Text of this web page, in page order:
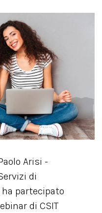
Arisi -
di
partecipato
di CSIT